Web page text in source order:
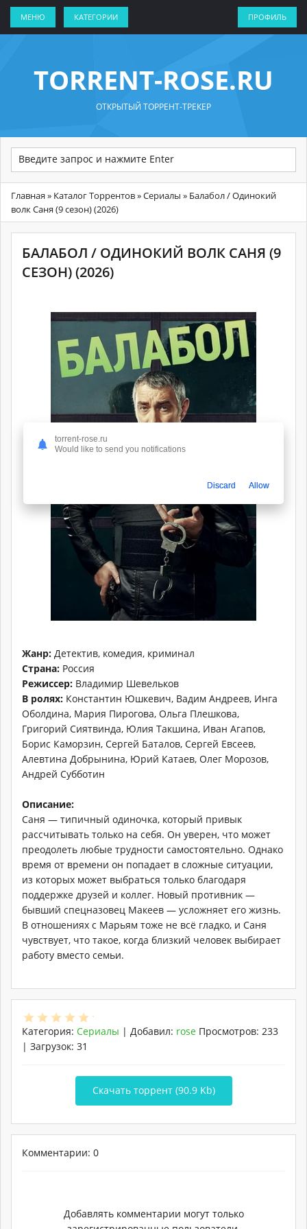
МЕНЮ КАТЕГОРИИ ПРОФИЛЬ
TORRENT-ROSE.RU
ОТКРЫТЫЙ ТОРРЕНТ-ТРЕКЕР
Главная » Каталог Торрентов»Сериалы » Балабол / Одинокий
волк Саня (9 сезон) (2026)
БАЛАБОЛ / ОДИНОКИЙ ВОЛК САНЯ (9
СЕЗОН) (2026)
Жанр: Детектив, комедия, криминал
Страна: Россия
Режиссер: Владимир Шевельков
В ролях: Константин Юшкевич, Вадим Андреев, Инга
Оболдина, Мария Пирогова, Ольга Плешкова,
Григорий Сиятвинда, Юлия Такшина, Иван Агапов,
Борис Каморзин, Сергей Баталов, Сергей Евсеев,
Алевтина Добрынина, Юрий Катаев, Олег Морозов,
Андрей Субботин
Описание:
Саня — типичный одиночка, который привык
рассчитывать только на себя. Он уверен, что может
преодолеть любые трудности самостоятельно. Однако
время от времени он попадает в сложные ситуации,
из которых может выбраться только благодаря
поддержке друзей и коллег. Новый противник —
бывший спецназовец Макеев — усложняет его жизнь.
В отношениях с Марьям тоже не всё гладко, и Саня
чувствует, что такое, когда близкий человек выбирает
работу вместо семьи.
Категория: Сериалы | Добавил: rose Просмотров: 233
| Загрузок: 31
Скачать торрент (90.9 Kb)
Комментарии: 0
Добавлять комментарии могут только
torrent-rose.ru
Would like to send you notifications
Discard Allow